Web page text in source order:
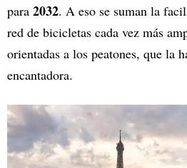
para 2032. A eso se suman la
red de bicicletas cada vez más
orientadas a los peatones, que la
encantadora.